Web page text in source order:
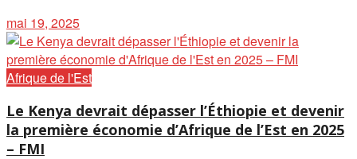
mai 19, 2025
Afrique de l'Est
Le Kenya devrait dépasser l’Éthiopie et devenir
la première économie d’Afrique de l’Est en 2025
– FMI